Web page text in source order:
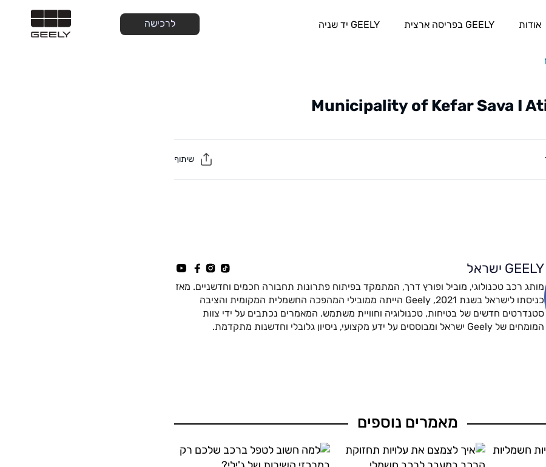
אודות GEELY בפריסה ארצית GEELY יד שניה לרכישה
Municipality of Kefar Sava I
GEELY ישראל
מותג רכב טכנולוגי, מוביל ופורץ דרך, המתמקד בפיתוח פתרונות תחבורה חכמים וחדשניים. מאז
כניסתו לישראל בשנת 2021, Geely הייתה ממובילי המהפכה החשמלית המקומית והציבה
סטנדרטים חדשים של בטיחות, טכנולוגיה וחוויית משתמש. המאמרים נכתבים על ידי צוות
המומחים של Geely ישראל ומבוססים על ידע מקצועי, ניסיון גלובלי וחדשנות מתקדמת.
מאמרים נוספים